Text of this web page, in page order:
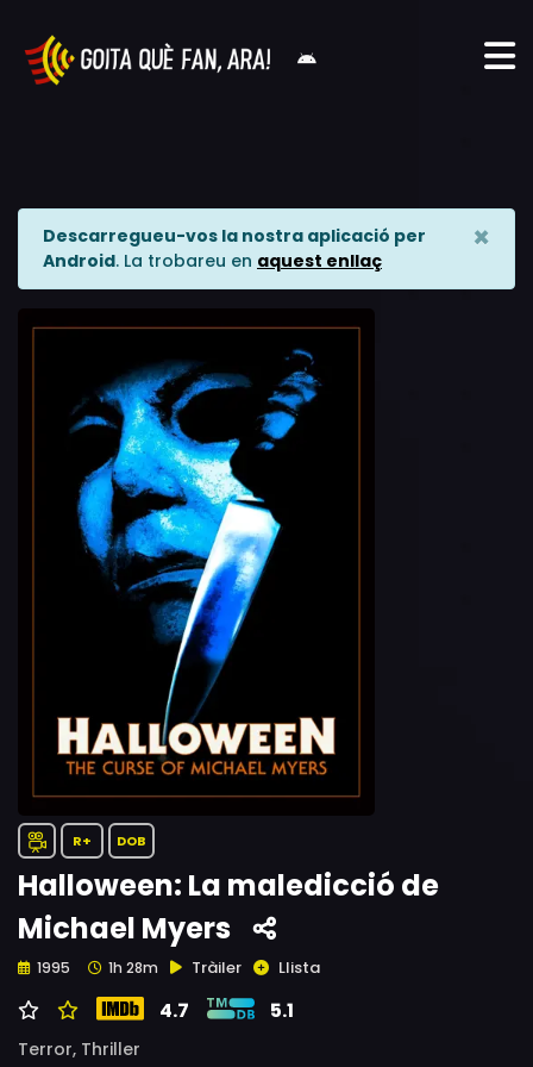
Descarregueu-vos la nostra aplicació per
Android. La trobareu en aquest enllaç
×
R+ DOB
Halloween: La maledicció de
Michael Myers
1995 1h 28m Tràiler Llista
4.7 5.1
Terror, Thriller